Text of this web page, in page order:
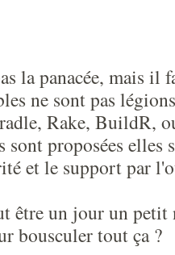
la panacée, mais il
ne sont pas
Rake, BuildR,
sont proposées
et le support par
être un jour un petit
bousculer tout ça ?